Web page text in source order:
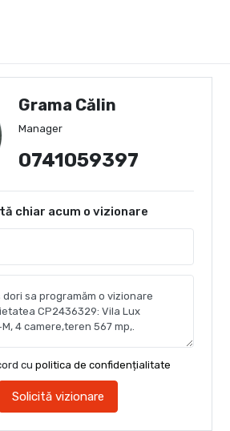
Grama Călin
Manager
0741059397
chiar acum o vizionare
cu politica de confidențialitate
Solicită vizionare